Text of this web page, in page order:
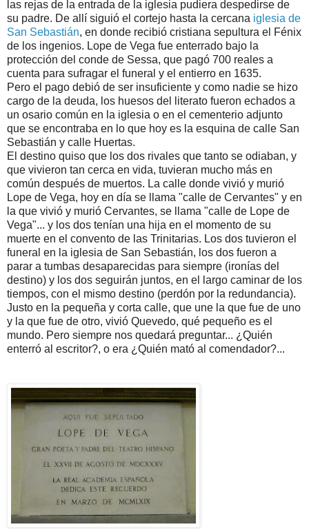
las rejas de la entrada de la iglesia pudiera despedirse de
su padre. De allí siguió el cortejo hasta la cercana iglesia de
San Sebastián, en donde recibió cristiana sepultura el Fénix
de los ingenios. Lope de Vega fue enterrado bajo la
protección del conde de Sessa, que pagó 700 reales a
cuenta para sufragar el funeral y el entierro en 1635.
Pero el pago debió de ser insuficiente y como nadie se hizo
cargo de la deuda, los huesos del literato fueron echados a
un osario común en la iglesia o en el cementerio adjunto
que se encontraba en lo que hoy es la esquina de calle San
Sebastián y calle Huertas.
El destino quiso que los dos rivales que tanto se odiaban, y
que vivieron tan cerca en vida, tuvieran mucho más en
común después de muertos. La calle donde vivió y murió
Lope de Vega, hoy en día se llama "calle de Cervantes" y en
la que vivió y murió Cervantes, se llama "calle de Lope de
Vega"... y los dos tenían una hija en el momento de su
muerte en el convento de las Trinitarias. Los dos tuvieron el
funeral en la iglesia de San Sebastián, los dos fueron a
parar a tumbas desaparecidas para siempre (ironías del
destino) y los dos seguirán juntos, en el largo caminar de los
tiempos, con el mismo destino (perdón por la redundancia).
Justo en la pequeña y corta calle, que une la que fue de uno
y la que fue de otro, vivió Quevedo, qué pequeño es el
mundo. Pero siempre nos quedará preguntar... ¿Quién
enterró al escritor?, o era ¿Quién mató al comendador?...